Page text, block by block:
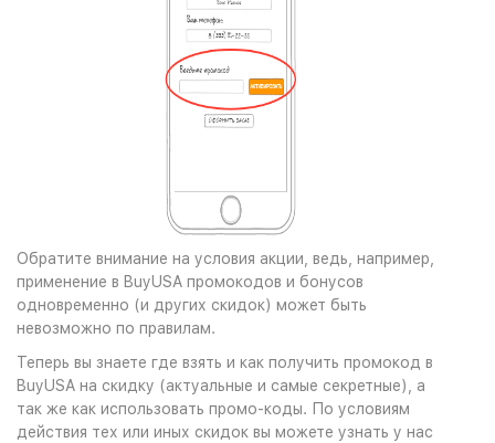
Обратите внимание на условия акции, ведь, например,
применение в BuyUSA промокодов и бонусов
одновременно (и других скидок) может быть
невозможно по правилам.
Теперь вы знаете где взять и как получить промокод в
BuyUSA на скидку (актуальные и самые секретные), а
так же как использовать промо-коды. По условиям
действия тех или иных скидок вы можете узнать у нас